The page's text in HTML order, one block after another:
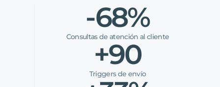
-68%
Consultas de atención al cliente
+90
Triggers de envío